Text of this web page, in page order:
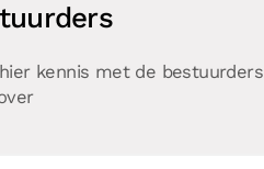
kennis met de bestuurders